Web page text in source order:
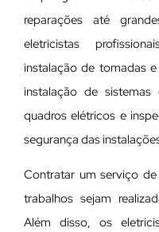
reparações até
eletricistas
instalação de tomadas
instalação de
quadros elétricos e
segurança das
Contratar um serviço
trabalhos sejam
Além disso, os